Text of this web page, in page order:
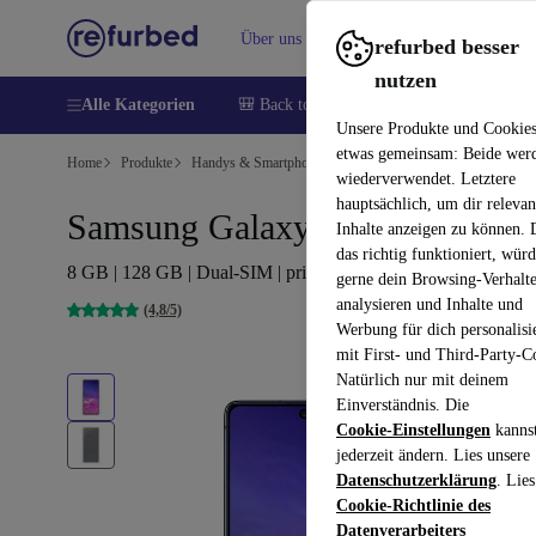
refurbed besser
nutzen
Unsere Produkte und
etwas gemeinsam: Beide
wiederverwendet. Letztere
hauptsächlich, um dir
Inhalte anzeigen zu können.
das richtig funktioniert,
gerne dein Browsing-
analysieren und Inhalte und
Werbung für dich
mit First- und Third-Party-
Natürlich nur mit deinem
Einverständnis. Die
Cookie-Einstellungen
jederzeit ändern. Lies unsere
Datenschutzerklärung.
Cookie-Richtlinie des
Datenverarbeiters
Über uns Verkaufen Hilfe
Alle Kategorien 🎒 Back to school
Home Produkte Handys & Smartphones Samsung Galaxy Handys
Samsung Galaxy S10 Lite
8 GB | 128 GB | Dual-SIM | prism black
(4,8/5)